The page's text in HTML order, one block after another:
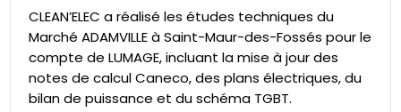
CLEAN’ELEC a réalisé les études techniques du
Marché ADAMVILLE à Saint-Maur-des-Fossés pour le
compte de LUMAGE, incluant la mise à jour des
notes de calcul Caneco, des plans électriques, du
bilan de puissance et du schéma TGBT.